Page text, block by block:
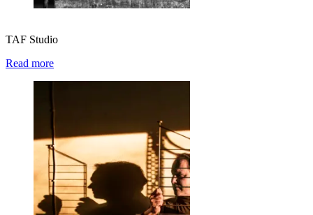
TAF Studio
Read more